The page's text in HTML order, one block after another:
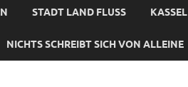
STADT LAND FLUSS KASSEL
NICHTS SCHREIBT SICH VON ALLEINE